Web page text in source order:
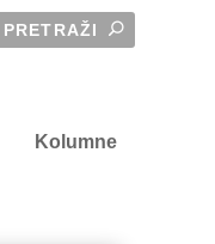
Kolumne